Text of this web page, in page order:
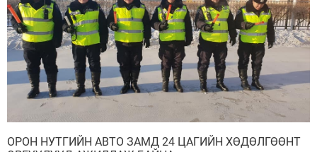
ОРОН НУТГИЙН АВТО ЗАМД 24 ЦАГИЙН ХӨДӨЛГӨӨНТ